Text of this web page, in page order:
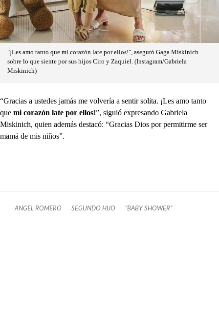
"¡Les amo tanto que mi corazón late por ellos!", aseguró Gaga Miskinich
sobre lo que siente por sus hijos Ciro y Zaquiel. (Instagram/Gabriela
Miskinich)
“Gracias a ustedes jamás me volvería a sentir solita. ¡Les amo tanto
que mi corazón late por ellos!”, siguió expresando Gabriela
Miskinich, quien además destacó: “Gracias Dios por permitirme ser
mamá de mis niños”.
ANGEL ROMERO SEGUNDO HIJO “BABY SHOWER”